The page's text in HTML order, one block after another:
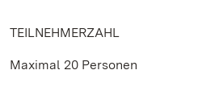
TEILNEHMERZAHL
Maximal 20 Personen